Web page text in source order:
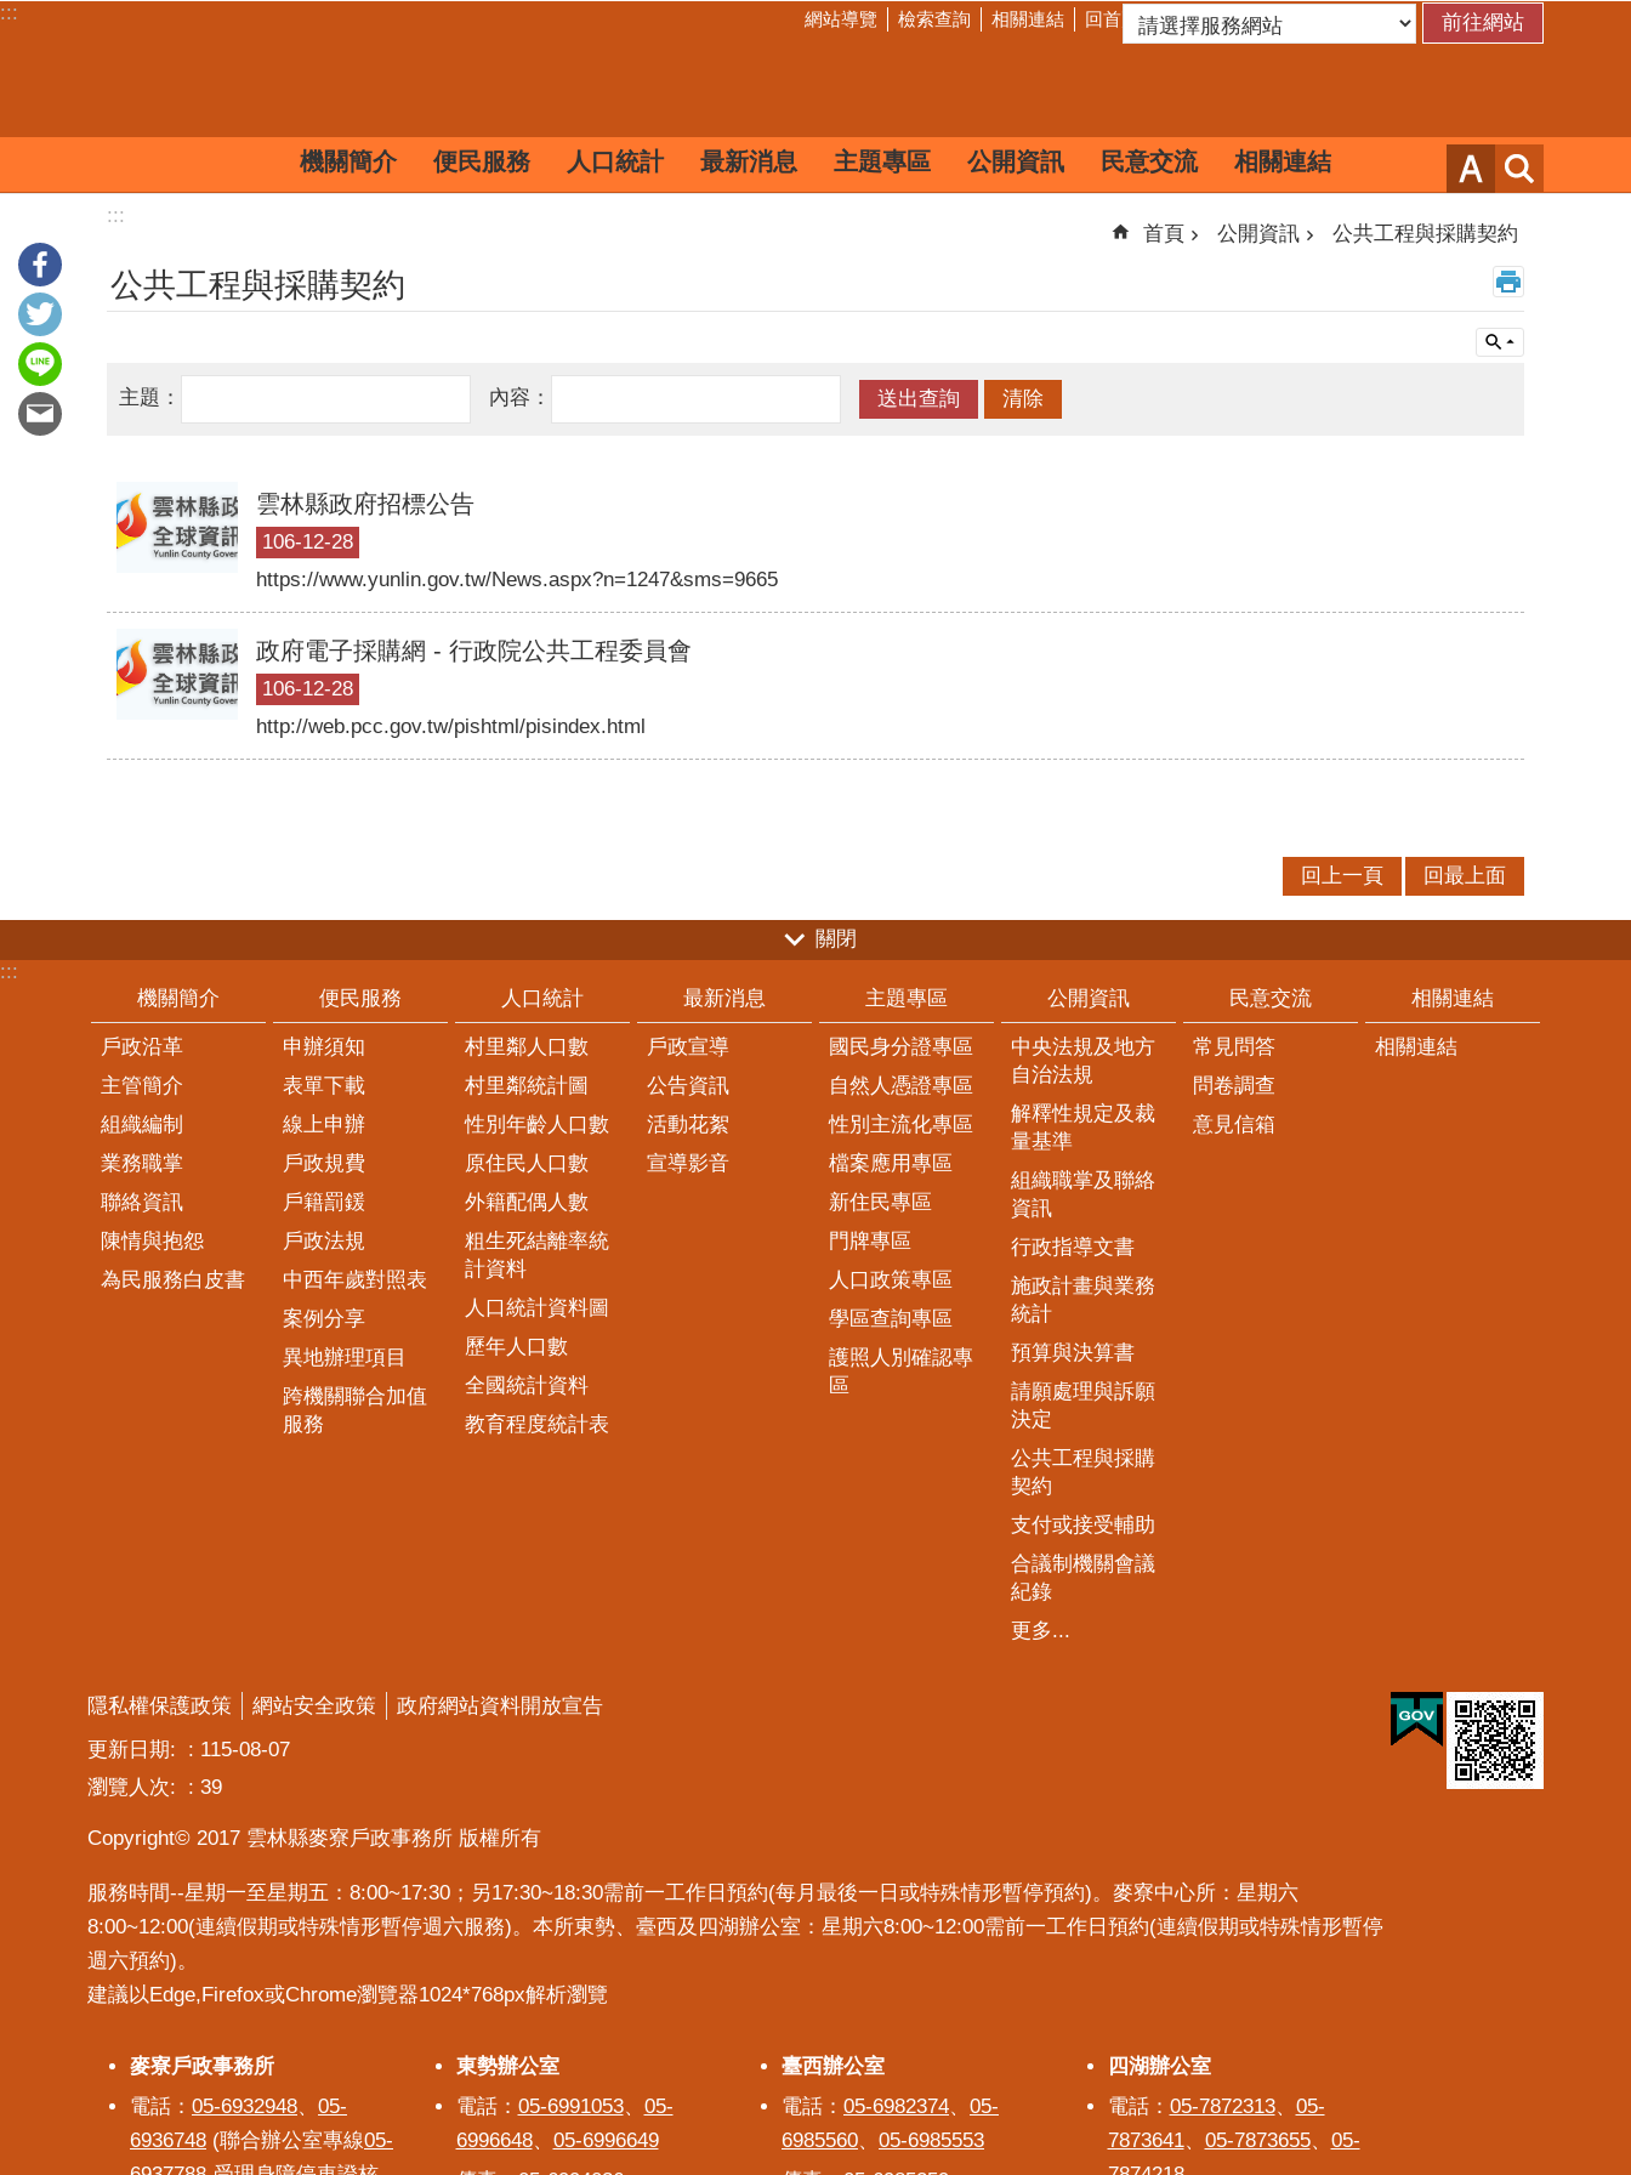
跳到主要內容區塊
::: 網站導覽 檢索查詢 相關連結 回首頁
機關簡介 便民服務 人口統計 最新消息 主題專區 公開資訊 民意交流 相關連結
:::
首頁 公開資訊 公共工程與採購契約
公共工程與採購契約
主題： 內容：
雲林縣政府招標公告
106-12-28
https://www.yunlin.gov.tw/News.aspx?n=1247&sms=9665
政府電子採購網 - 行政院公共工程委員會
106-12-28
http://web.pcc.gov.tw/pishtml/pisindex.html
回上一頁 回最上面
關閉
:::
機關簡介
戶政沿革
主管簡介
組織編制
業務職掌
聯絡資訊
陳情與抱怨
為民服務白皮書
便民服務
申辦須知
表單下載
線上申辦
戶政規費
戶籍罰鍰
戶政法規
中西年歲對照表
案例分享
異地辦理項目
跨機關聯合加值
服務
人口統計
村里鄰人口數
村里鄰統計圖
性別年齡人口數
原住民人口數
外籍配偶人數
粗生死結離率統
計資料
人口統計資料圖
歷年人口數
全國統計資料
教育程度統計表
最新消息
戶政宣導
公告資訊
活動花絮
宣導影音
主題專區
國民身分證專區
自然人憑證專區
性別主流化專區
檔案應用專區
新住民專區
門牌專區
人口政策專區
學區查詢專區
護照人別確認專
區
公開資訊
中央法規及地方
自治法規
解釋性規定及裁
量基準
組織職掌及聯絡
資訊
行政指導文書
施政計畫與業務
統計
預算與決算書
請願處理與訴願
決定
公共工程與採購
契約
支付或接受輔助
合議制機關會議
紀錄
更多...
民意交流
常見問答
問卷調查
意見信箱
相關連結
相關連結
隱私權保護政策 網站安全政策
政府網站資料開放宣告
更新日期:
115-08-07
瀏覽人次:
39
Copyright© 2017 雲林縣麥寮戶政事務所 版權所有
服務時間--星期一至星期五：8:00~17:30；另17:30~18:30需前一工作日預約(每月最後一日或特殊情形暫停預約)。麥寮中心所：星期六
8:00~12:00(連續假期或特殊情形暫停週六服務)。本所東勢、臺西及四湖辦公室：星期六8:00~12:00需前一工作日預約(連續假期或特殊情形暫停
週六預約)。
建議以Edge,Firefox或Chrome瀏覽器1024*768px解析瀏覽
麥寮戶政事務所
麥寮戶政事務所
電話： 05-6932948、 05-
6936748 (聯合辦公室專線05-
東勢辦公室
東勢辦公室
電話： 05-6991053、 05-
6996648、 05-6996649
臺西辦公室
臺西辦公室
電話： 05-6982374、 05-
6985560、 05-6985553
四湖辦公室
四湖辦公室
電話： 05-7872313、 05-
7873641、 05-7873655、 05-